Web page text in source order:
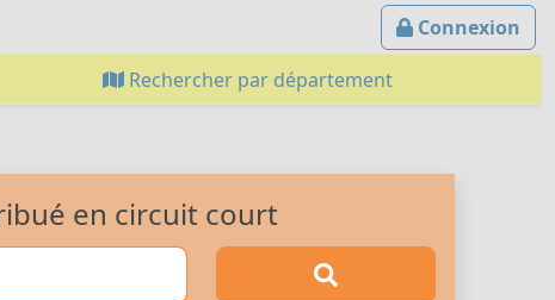
Connexion
Rechercher par département
en circuit court